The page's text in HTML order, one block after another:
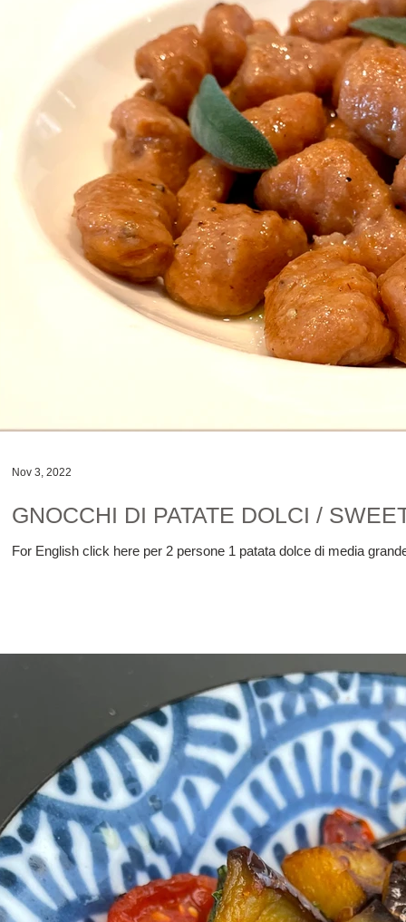
GNOCCHI DI PATATE DOLCI /
For English click here per 2 persone 1 patata dolce di media
Nov 3, 2022